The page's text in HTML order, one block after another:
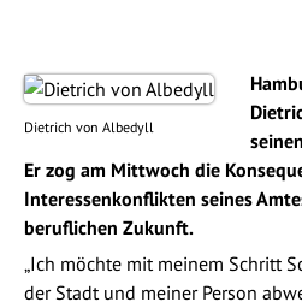
Dietrich von Albedyll
Er zog am Mittwoch die
Interessenkonflikten seines
beruflichen Zukunft.
„Ich möchte mit meinem Schritt
der Stadt und meiner Person